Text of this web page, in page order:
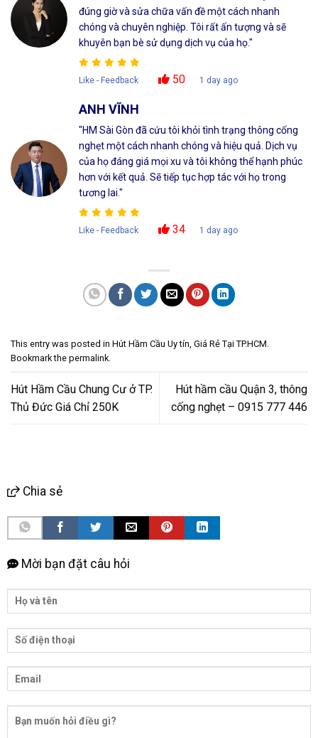
đúng giờ và sửa chữa vấn đề một cách nhanh
chóng và chuyên nghiệp. Tôi rất ấn tượng và sẽ
khuyên bạn bè sử dụng dịch vụ của họ."
Like - Feedback 50 1 day ago
ANH VĨNH
"HM Sài Gòn đã cứu tôi khỏi tình trạng thông cống
nghẹt một cách nhanh chóng và hiệu quả. Dịch vụ
của họ đáng giá mọi xu và tôi không thể hạnh phúc
hơn với kết quả. Sẽ tiếp tục hợp tác với họ trong
tương lai."
Like - Feedback 34 1 day ago
This entry was posted in Hút Hầm Cầu Uy tín, Giá Rẻ Tại TP.HCM.
Bookmark the permalink.
Hút Hầm Cầu Chung Cư ở TP.
Thủ Đức Giá Chỉ 250K
Hút hầm cầu Quận 3, thông
cống nghẹt – 0915 777 446
Chia sẻ
Mời bạn đặt câu hỏi